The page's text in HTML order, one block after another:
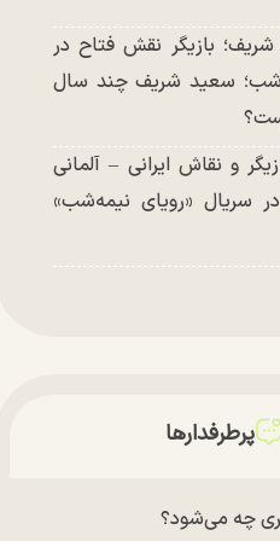
شریف؛ بازیگر نقش فتاح در
سعید شریف چند سال
و نقاش ایرانی – آلمانی
سریال «رویای نیمه‌شب»
پرطرفدارها
چه می‌شود؟